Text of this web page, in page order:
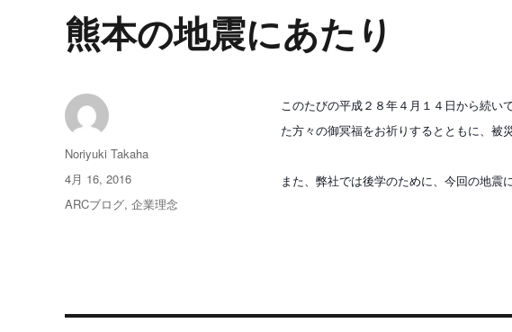
熊本の地震にあたり
このたびの平成２８年４月１４日から続い
た方々の御冥福をお祈りするとともに、被
また、弊社では後学のために、今回の地震
投
稿
Noriyuki Takaha
投
稿
4月 16, 2016
カ
ARCブログ, 企業理念